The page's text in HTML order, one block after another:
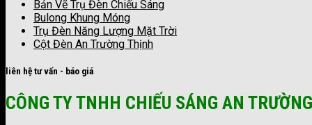
Bản Vẽ Trụ Đèn Chiếu Sáng
Bulong Khung Móng
Trụ Đèn Năng Lượng Mặt Trời
Cột Đèn An Trường Thịnh
liên hệ tư vấn - báo giá
CÔNG TY TNHH CHIẾU SÁNG AN